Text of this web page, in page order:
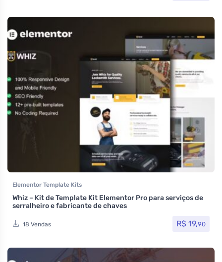
Elementor Template Kits
Whiz – Kit de Template Kit Elementor Pro para serviços de
serralheiro e fabricante de chaves
18 Vendas R$ 19,90